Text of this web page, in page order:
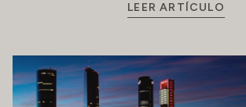
Hay viajes que se olvidan… y otros que
Semana Santa, el verdadero lujo reside
LEER ARTÍCULO